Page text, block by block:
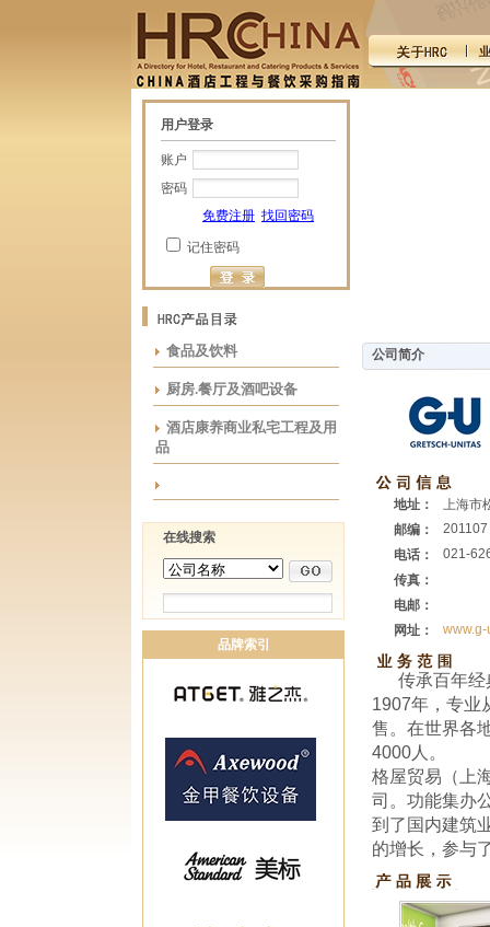
用户登录
账户
密码
免费注册 找回密码
记住密码
食品及饮料
厨房.餐厅及酒吧设备
酒店康养商业私宅工程及用
品
在线搜索
品牌索引
公司简介
地址：
上海市
邮编：
201107
电话：
021-
传真：
电邮：
网址：
www.g-
传承百年
1907年，专业
售。在世界各
4000人。
格屋贸易（上
司。功能集办
到了国内建筑
的增长，参与